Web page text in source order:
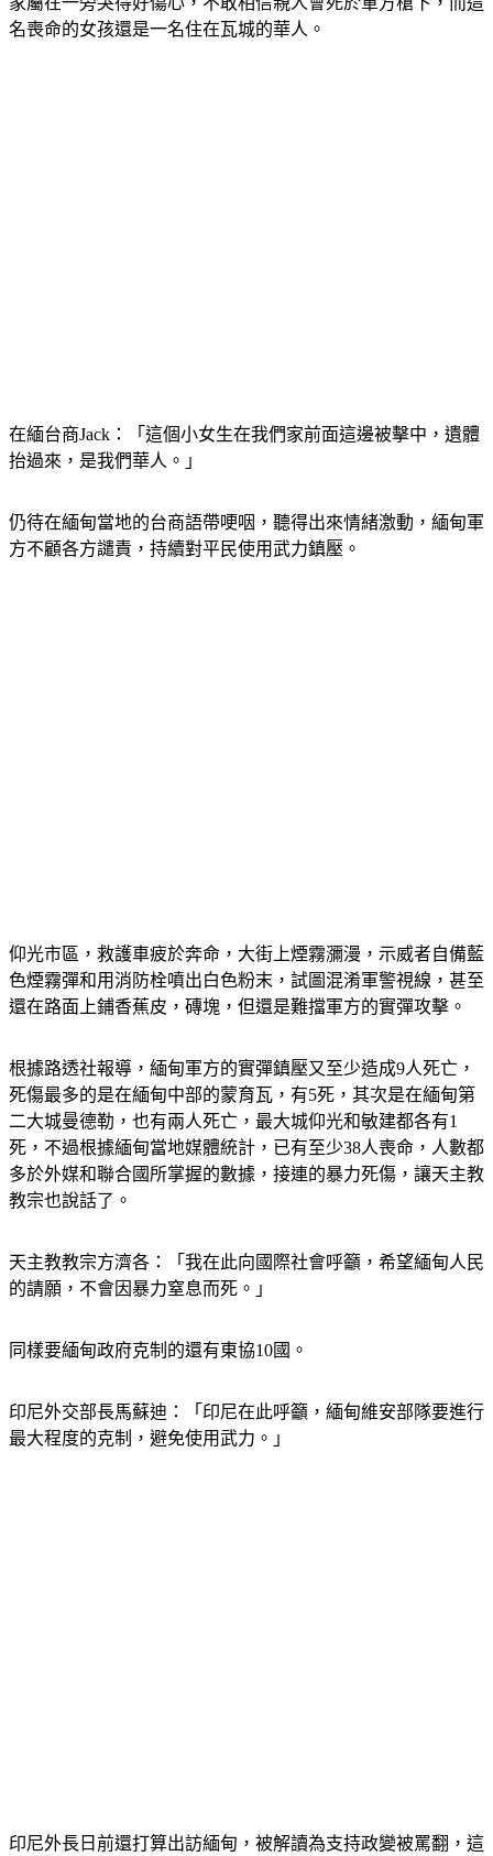
家屬在一旁哭得好傷心，不敢相信親人會死於軍方槍下，而這
在緬台商Jack：「這個小女生在我們家前面這邊被擊中，遺體
仍待在緬甸當地的台商語帶哽咽，聽得出來情緒激動，緬甸軍
仰光市區，救護車疲於奔命，大街上煙霧瀰漫，示威者自備藍
色煙霧彈和用消防栓噴出白色粉末，試圖混淆軍警視線，甚至
根據路透社報導，緬甸軍方的實彈鎮壓又至少造成9人死亡，
死傷最多的是在緬甸中部的蒙育瓦，有5死，其次是在緬甸第
二大城曼德勒，也有兩人死亡，最大城仰光和敏建都各有1
死，不過根據緬甸當地媒體統計，已有至少38人喪命，人數都
多於外媒和聯合國所掌握的數據，接連的暴力死傷，讓天主教
天主教教宗方濟各：「我在此向國際社會呼籲，希望緬甸人民
印尼外交部長馬蘇迪：「印尼在此呼籲，緬甸維安部隊要進行